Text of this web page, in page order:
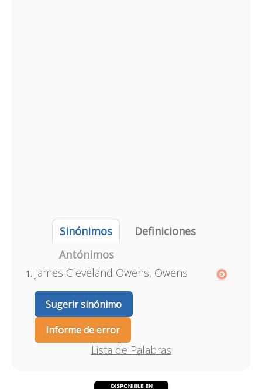
Sinónimos
Definiciones
Antónimos
James Cleveland Owens, Owens
Sugerir sinónimo
Informe de error
Lista de Palabras